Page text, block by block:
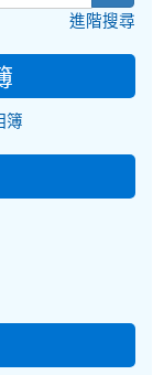
進階搜尋
簿